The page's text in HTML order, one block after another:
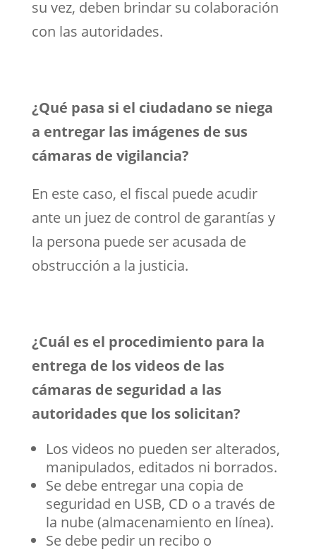
su vez, deben brindar su colaboración
con las autoridades.
¿Qué pasa si el ciudadano se niega
a entregar las imágenes de sus
cámaras de vigilancia?
En este caso, el fiscal puede acudir
ante un juez de control de garantías y
la persona puede ser acusada de
obstrucción a la justicia.
¿Cuál es el procedimiento para la
entrega de los videos de las
cámaras de seguridad a las
autoridades que los solicitan?
Los videos no pueden ser alterados,
manipulados, editados ni borrados.
Se debe entregar una copia de
seguridad en USB, CD o a través de
la nube (almacenamiento en línea).
Se debe pedir un recibo o